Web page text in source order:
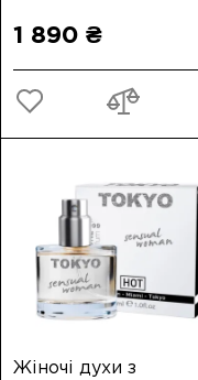
1 890 ₴
Жіночі духи з